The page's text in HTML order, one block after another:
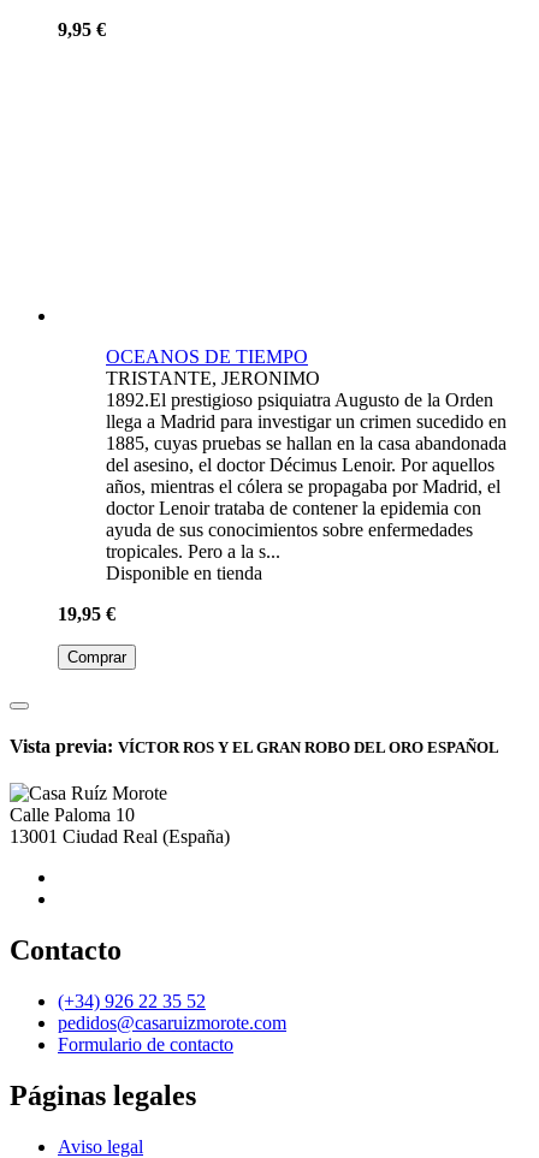
9,95 €
OCEANOS DE TIEMPO
TRISTANTE, JERONIMO
1892.El prestigioso psiquiatra Augusto de la Orden
llega a Madrid para investigar un crimen sucedido en
1885, cuyas pruebas se hallan en la casa abandonada
del asesino, el doctor Décimus Lenoir. Por aquellos
años, mientras el cólera se propagaba por Madrid, el
doctor Lenoir trataba de contener la epidemia con
ayuda de sus conocimientos sobre enfermedades
tropicales. Pero a la s...
Disponible en tienda
19,95 €
Comprar
Vista previa: VÍCTOR ROS Y EL GRAN ROBO DEL ORO ESPAÑOL
Calle Paloma 10
13001 Ciudad Real (España)
Contacto
(+34) 926 22 35 52
pedidos@casaruizmorote.com
Formulario de contacto
Páginas legales
Aviso legal